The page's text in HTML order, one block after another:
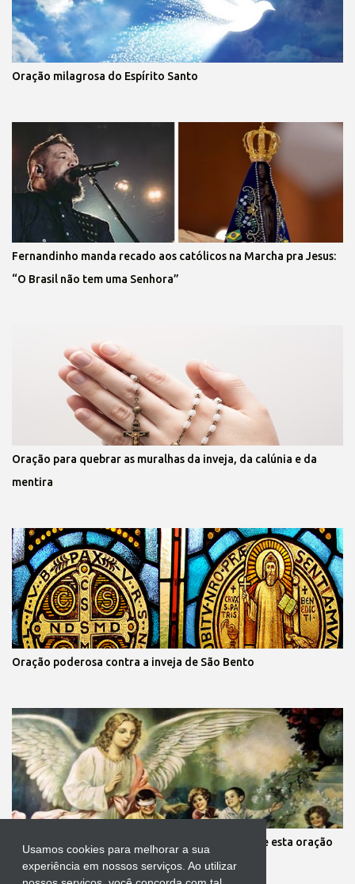
Usamos cookies para melhorar a sua
experiência em nossos serviços. Ao utilizar
Oração milagrosa do Espírito Santo
Fernandinho manda recado aos católicos na Marcha pra Jesus:
“O Brasil não tem uma Senhora”
Oração para quebrar as muralhas da inveja, da calúnia e da
mentira
Oração poderosa contra a inveja de São Bento
Mãe, você está preocupada com seus filhos? Reze esta oração
aos anjos da guarda deles